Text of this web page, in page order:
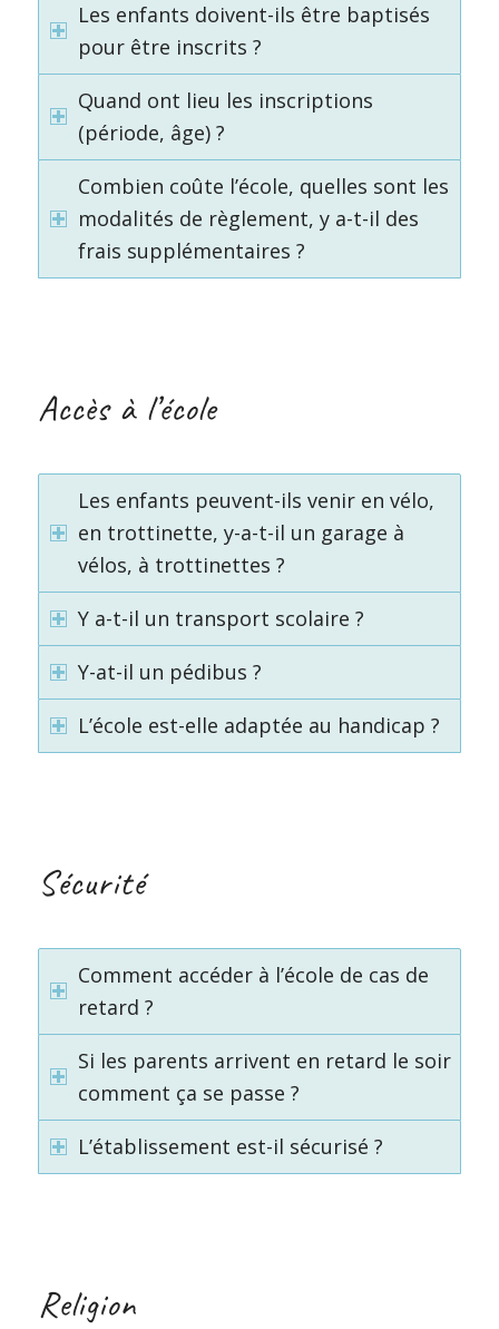
Les enfants doivent-ils être baptisés
pour être inscrits ?
Quand ont lieu les inscriptions
(période, âge) ?
Combien coûte l’école, quelles sont les
modalités de règlement, y a-t-il des
frais supplémentaires ?
Accès à l’école
Les enfants peuvent-ils venir en vélo,
en trottinette, y-a-t-il un garage à
vélos, à trottinettes ?
Y a-t-il un transport scolaire ?
Y-at-il un pédibus ?
L’école est-elle adaptée au handicap ?
Sécurité
Comment accéder à l’école de cas de
retard ?
Si les parents arrivent en retard le soir
comment ça se passe ?
L’établissement est-il sécurisé ?
Religion